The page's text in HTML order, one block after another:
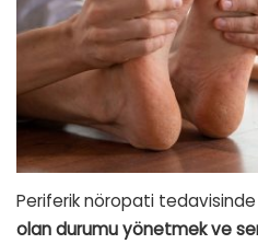
Periferik nöropati
olan durumu yönetmek ve